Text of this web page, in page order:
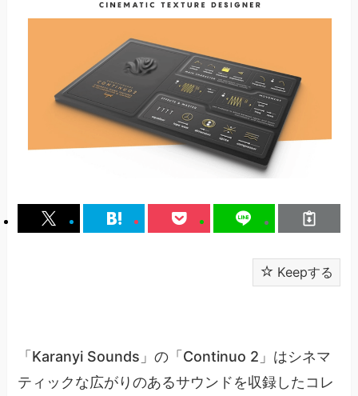
Keepする
「Karanyi Sounds」の「Continuo 2」はシネマ
ティックな広がりのあるサウンドを収録したコレ